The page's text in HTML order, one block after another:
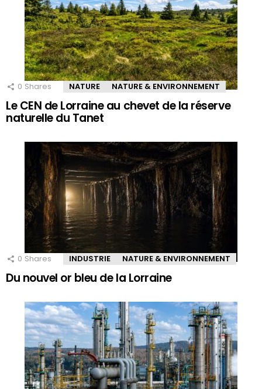
0 Shares NATURE NATURE & ENVIRONNEMENT
Le CEN de Lorraine au chevet de la réserve
naturelle du Tanet
0 Shares INDUSTRIE NATURE & ENVIRONNEMENT
Du nouvel or bleu de la Lorraine